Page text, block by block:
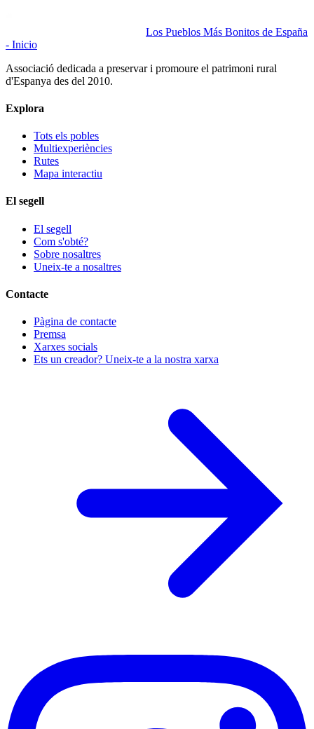
Los Pueblos Más Bonitos de España
- Inicio
Associació dedicada a preservar i promoure el patrimoni rural
d'Espanya des del 2010.
Explora
Tots els pobles
Multiexperiències
Rutes
Mapa interactiu
El segell
El segell
Com s'obté?
Sobre nosaltres
Uneix-te a nosaltres
Contacte
Pàgina de contacte
Premsa
Xarxes socials
Ets un creador? Uneix-te a la nostra xarxa